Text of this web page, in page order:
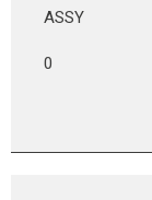
ASSY
0